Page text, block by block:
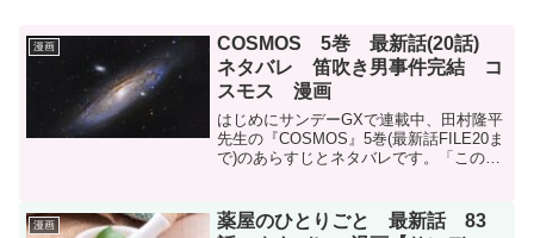
漫画
COSMOS 5巻 最新話(20話)
ネタバレ 笛吹き男事件完結 コ
スモス 漫画
はじめにサンデーGXで連載中、田村隆平
先生の『COSMOS』5巻(最新話FILE20ま
で)のあらすじとネタバレです。「このマ
12月25日まで1巻が無料開放さ...
漫画
薬屋のひとりごと 最新話 83